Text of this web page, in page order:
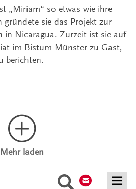
Suche
„Miriam“ so etwas wie ihre
gründete sie das Projekt zur
in Nicaragua. Zurzeit ist sie auf
im Bistum Münster zu Gast,
berichten.
Mehr laden